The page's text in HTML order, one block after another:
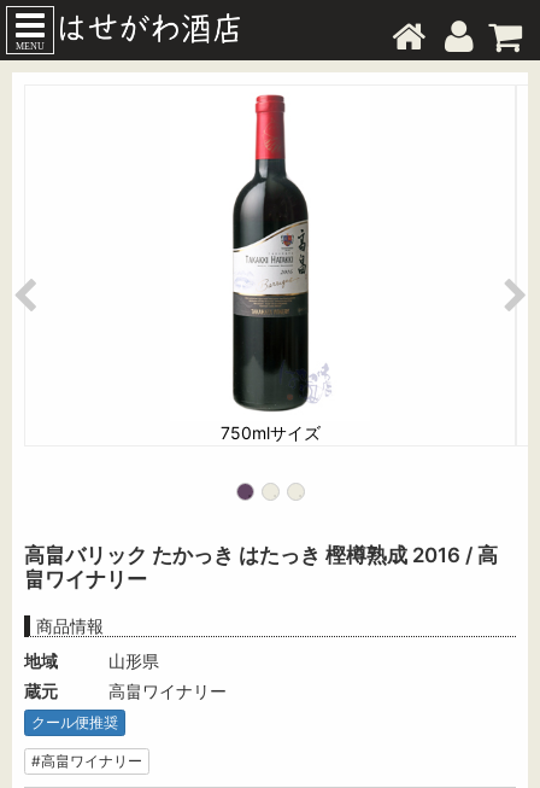
MENU
750mlサイズ
高畠バリック たかっき はたっき 樫樽熟成 2016 / 高
畠ワイナリー
商品情報
地域
山形県
蔵元
高畠ワイナリー
クール便推奨
#高畠ワイナリー